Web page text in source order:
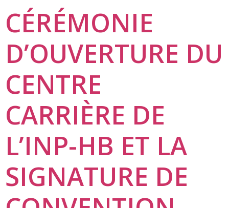
CÉRÉMONIE
D’OUVERTURE DU
CENTRE
CARRIÈRE DE
L’INP-HB ET LA
SIGNATURE DE